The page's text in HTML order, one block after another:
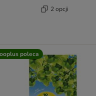
2 opcji
poleca